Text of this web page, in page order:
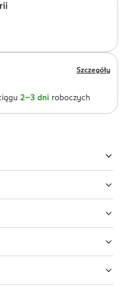
Szczegóły
2-3 dni roboczych
stworzony został
i błyskawicznym
wodoodpornego
formuła
cerę oraz chroni
7, Caprylyl/Capryl
Sodium Methyl
Sodium